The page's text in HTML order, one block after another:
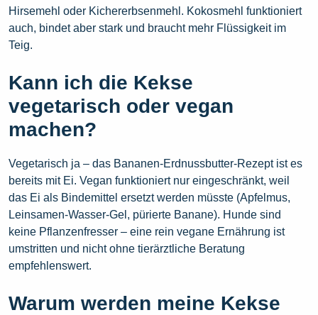
Hirsemehl oder Kichererbsenmehl. Kokosmehl funktioniert
auch, bindet aber stark und braucht mehr Flüssigkeit im
Teig.
Kann ich die Kekse
vegetarisch oder vegan
machen?
Vegetarisch ja – das Bananen-Erdnussbutter-Rezept ist es
bereits mit Ei. Vegan funktioniert nur eingeschränkt, weil
das Ei als Bindemittel ersetzt werden müsste (Apfelmus,
Leinsamen-Wasser-Gel, pürierte Banane). Hunde sind
keine Pflanzenfresser – eine rein vegane Ernährung ist
umstritten und nicht ohne tierärztliche Beratung
empfehlenswert.
Warum werden meine Kekse